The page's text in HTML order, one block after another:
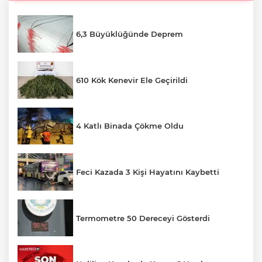
6,3 Büyüklüğünde Deprem
610 Kök Kenevir Ele Geçirildi
4 Katlı Binada Çökme Oldu
Feci Kazada 3 Kişi Hayatını Kaybetti
Termometre 50 Dereceyi Gösterdi